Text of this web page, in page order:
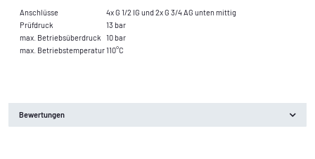
Anschlüsse
4x G 1/2 IG und 2x G 3/4 AG unten mittig
Prüfdruck
13 bar
max. Betriebsüberdruck
10 bar
max. Betriebstemperatur110°C
Bewertungen